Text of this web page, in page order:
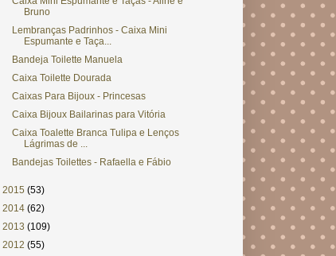
Bruno
Lembranças Padrinhos - Caixa Mini
Espumante e Taça...
Bandeja Toilette Manuela
Caixa Toilette Dourada
Caixas Para Bijoux - Princesas
Caixa Bijoux Bailarinas para Vitória
Caixa Toalette Branca Tulipa e Lenços
Lágrimas de ...
Bandejas Toilettes - Rafaella e Fábio
2015 (53)
2014 (62)
2013 (109)
2012 (55)